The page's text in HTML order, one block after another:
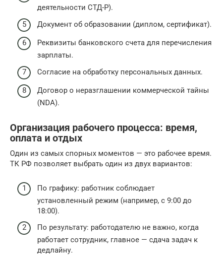
деятельности СТД-Р).
Документ об образовании (диплом, сертификат).
Реквизиты банковского счета для перечисления
зарплаты.
Согласие на обработку персональных данных.
Договор о неразглашении коммерческой тайны
(NDA).
Организация рабочего процесса: время,
оплата и отдых
Один из самых спорных моментов — это рабочее время.
ТК РФ позволяет выбрать один из двух вариантов:
По графику: работник соблюдает
установленный режим (например, с 9:00 до
18:00).
По результату: работодателю не важно, когда
работает сотрудник, главное — сдача задач к
дедлайну.